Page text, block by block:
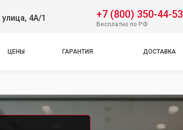
4А/1 +7 (800) 350-44-53
Бесплатно по РФ
ЦЕНЫ ГАРАНТИЯ ДОСТАВКА